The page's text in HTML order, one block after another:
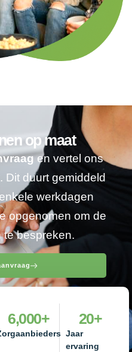
op maat
en vertel ons
Dit duurt gemiddeld
werkdagen
opgenomen om de
te bespreken.
6,000+
Jaar
ervaring
20+